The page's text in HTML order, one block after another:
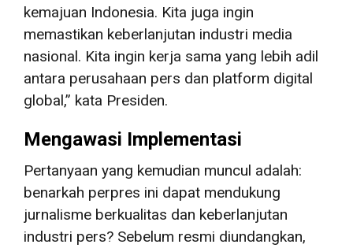
kemajuan Indonesia. Kita juga ingin
memastikan keberlanjutan industri media
nasional. Kita ingin kerja sama yang lebih adil
antara perusahaan pers dan platform digital
global,” kata Presiden.
Mengawasi Implementasi
Pertanyaan yang kemudian muncul adalah:
benarkah perpres ini dapat mendukung
jurnalisme berkualitas dan keberlanjutan
industri pers? Sebelum resmi diundangkan,